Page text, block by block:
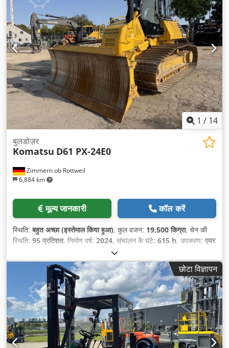
1 / 14
Zimmern ob Rottweil
6,884 km
बुलडोज़र
Komatsu D61 PX-24E0
मूल्य जानकारी कॉल करें
स्थिति:बहुत अच्छा (इस्तेमाल किया हुआ), कुल वजन: 19,500 किग्रा, चेन की
स्थिति: 95 प्रतिशत, निर्माण वर्ष: 2024, संचालन के घंटे: 615 h, उपकरण: एयर
छोटा विज्ञापन